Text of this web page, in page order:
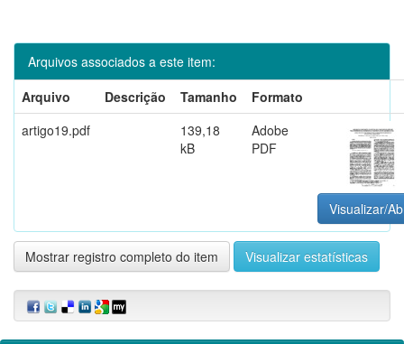
Arquivos associados a este item:
Arquivo
Descrição Tamanho
Formato
artigo19.pdf
139,18
kB
Adobe
PDF
Visualizar/
Mostrar registro completo do item Visualizar estatísticas